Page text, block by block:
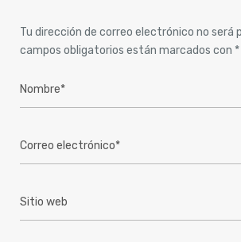
Tu dirección de correo electrónico no será
campos obligatorios están marcados con *